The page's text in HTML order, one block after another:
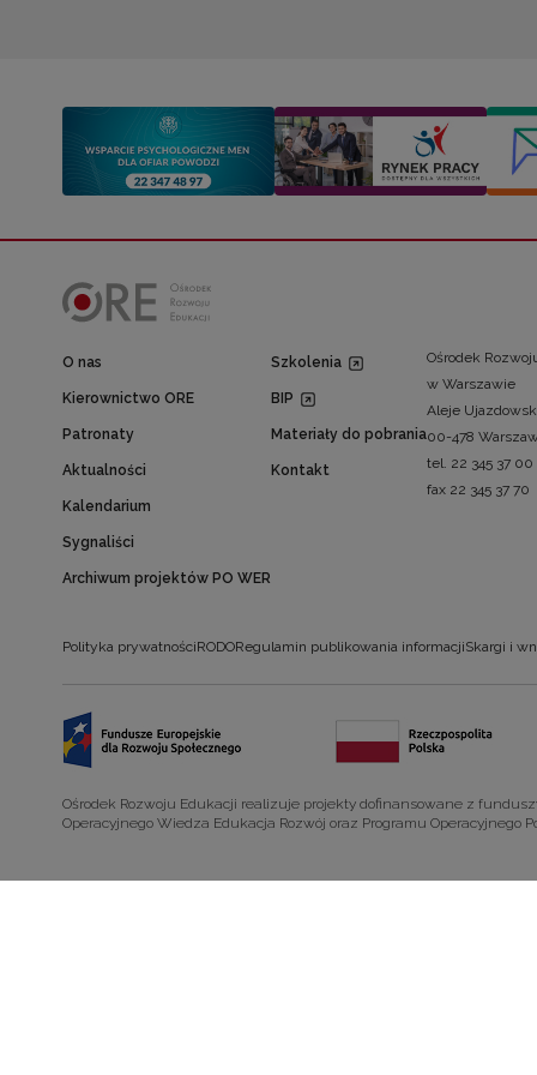
O nas
Kierownictwo ORE
Patronaty
Aktualności
Kalendarium
Sygnaliści
Archiwum projektów PO WER
Szkolenia
BIP
Materiały do pobrania
Kontakt
Ośrodek
w Warszawie
Aleje
00-478
tel. 22 345 37 00
fax 22 345 37 70
Polityka prywatnościRODORegulamin publikowania informacjiSkargi i
Ośrodek Rozwoju Edukacji realizuje projekty dofinansowane z
Operacyjnego Wiedza Edukacja Rozwój oraz Programu Operacyjnego